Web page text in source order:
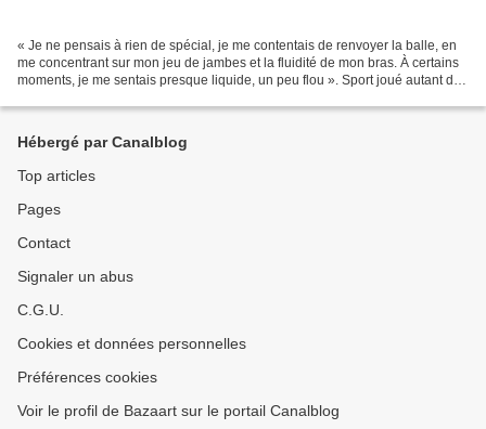
« Je ne pensais à rien de spécial, je me contentais de renvoyer la balle, en
me concentrant sur mon jeu de jambes et la fluidité de mon bras. À certains
moments, je me sentais presque liquide, un peu flou ». Sport joué autant de
Hébergé par Canalblog
Top articles
Pages
Contact
Signaler un abus
C.G.U.
Cookies et données personnelles
Préférences cookies
Voir le profil de Bazaart sur le portail Canalblog